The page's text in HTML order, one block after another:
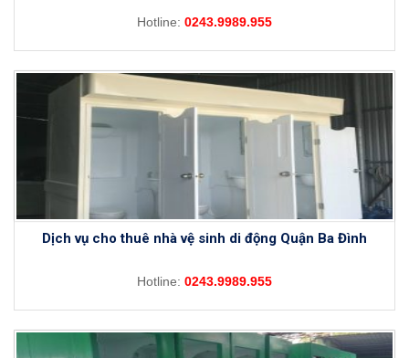
Hotline: 0243.9989.955
Dịch vụ cho thuê nhà vệ sinh di động Quận Ba Đình
Hotline: 0243.9989.955